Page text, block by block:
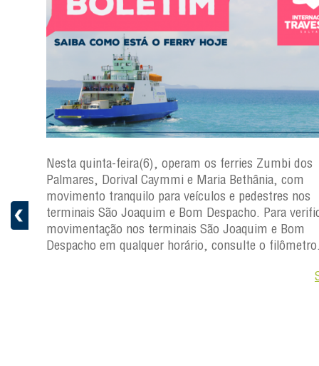
Nesta quinta-feira(6), operam os ferries Zumbi dos
Palmares, Dorival Caymmi e Maria Bethânia, com
movimento tranquilo para veículos e pedestres nos
terminais São Joaquim e Bom Despacho. Para
movimentação nos terminais São Joaquim e Bom
Despacho em qualquer horário, consulte o